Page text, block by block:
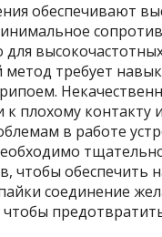
обеспечивают
требует
плохому контакту
в работе
чтобы обеспечить
соединение